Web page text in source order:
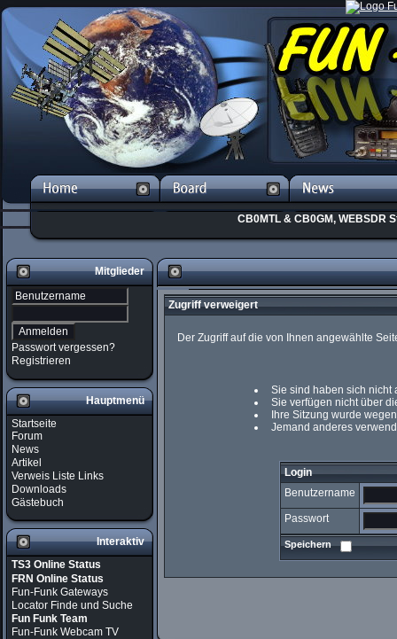
CB0MTL & CB0GM, WEBSDR
Mitglieder
Passwort vergessen?
Registrieren
Hauptmenü
Startseite
Forum
News
Artikel
Verweis Liste Links
Downloads
Gästebuch
Interaktiv
TS3 Online Status
FRN Online Status
Fun-Funk Gateways
Locator Finde und Suche
Fun Funk Team
Fun-Funk Webcam TV
Zugriff verweigert
Der Zugriff auf die von Ihnen angewählte
Sie sind haben sich nicht
Sie verfügen nicht über
Ihre Sitzung wurde
Jemand anderes
Login
Benutzername
Passwort
Speichern